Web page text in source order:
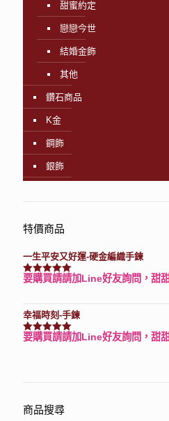
甜蜜約定
戀戀今世
結婚金飾
其他
鑽石商品
K金
鋼飾
銀飾
特價商品
一生平安又好運-硬金編織手鍊
評分7740滿分 5
要購買請請加Line好友詢問，甜
幸福時刻-手鍊
評分3150滿分 5
要購買請請加Line好友詢問，甜
商品搜尋